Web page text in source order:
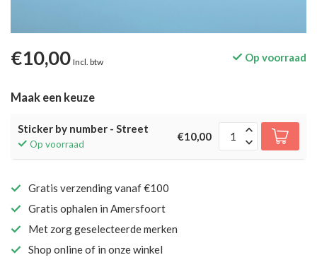
€10,00 Incl. btw Op voorraad
Maak een keuze
Sticker by number - Street
Op voorraad
€10,00
Gratis verzending vanaf €100
Gratis ophalen in Amersfoort
Met zorg geselecteerde merken
Shop online of in onze winkel